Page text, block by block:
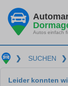
Autos einfach
❯ SUCHEN ❯
Leider konnten